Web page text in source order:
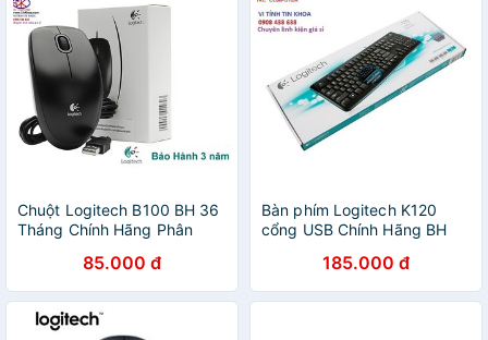
Chuột Logitech B100 BH 36
Tháng Chính Hãng Phân
85.000 đ
Bàn phím Logitech K120
cổng USB Chính Hãng BH
185.000 đ